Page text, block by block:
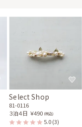
Select Shop
81-0116
３泊４日 ￥490 (税込)
5.0(3)